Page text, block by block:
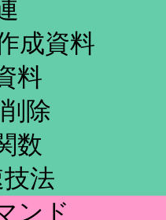
成資料
料
除
数
法
ンド